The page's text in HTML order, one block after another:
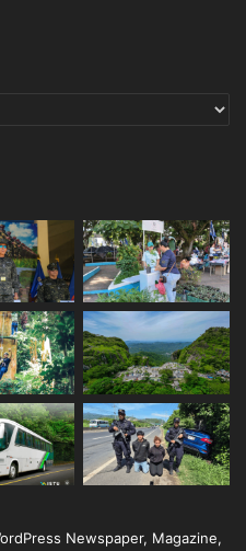
Newspaper, Magazine,